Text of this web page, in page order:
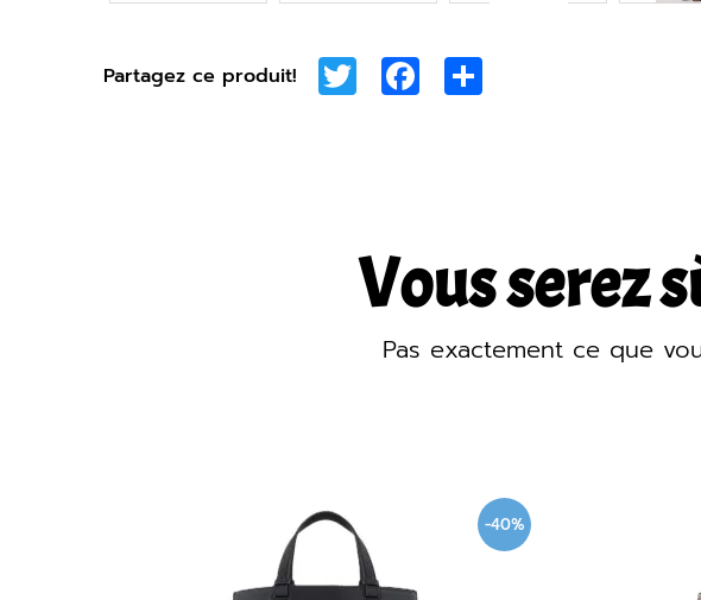
Partagez ce produit! Twitter Facebook
Vous serez
Pas exactement ce que
-40%